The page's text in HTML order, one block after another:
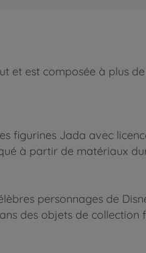
et est composée à plus
figurines Jada avec
à partir de matériaux
personnages de
des objets de collection